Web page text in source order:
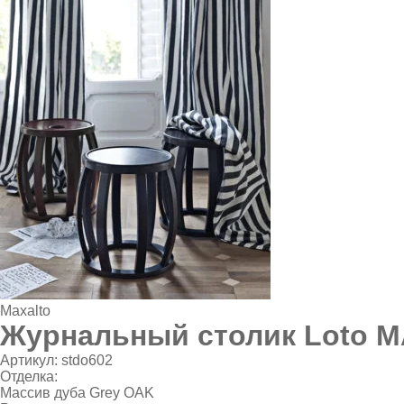
Maxalto
Журнальный столик Loto
Артикул: stdo602
Отделка:
Массив дуба Grey OAK